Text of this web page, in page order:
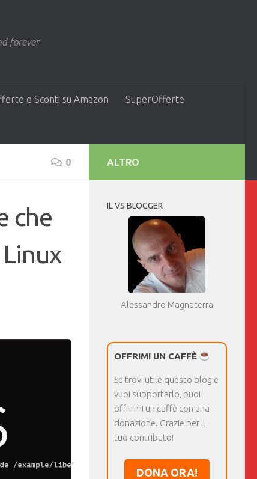
forever
e Sconti su Amazon SuperOfferte
0
che
ALTRO
IL VS BLOGGER
Alessandro Magnaterra
OFFRIMI UN CAFFÈ
Se trovi utile questo blog e
vuoi supportarlo, puoi
offrirmi un caffè con una
donazione. Grazie per il
tuo contributo!
DONA ORA!